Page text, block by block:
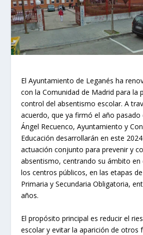
El Ayuntamiento de Leganés ha
con la Comunidad de Madrid para la
control del absentismo escolar. A
acuerdo, que ya firmó el año pasado
Ángel Recuenco, Ayuntamiento y
Educación desarrollarán en este
actuación conjunto para prevenir y
absentismo, centrando su ámbito en
los centros públicos, en las etapas
Primaria y Secundaria Obligatoria,
años.
El propósito principal es reducir el
escolar y evitar la aparición de otros